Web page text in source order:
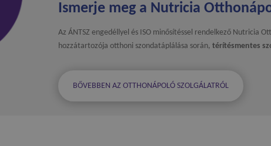
Ismerje meg a Nutricia
Az ÁNTSZ engedéllyel és ISO minősítéssel rendelkező Nutricia
hozzátartozója otthoni szondatáplálása során, térítésmentes
BŐVEBBEN AZ OTTHONÁPOLÓ SZOLGÁLATRÓL